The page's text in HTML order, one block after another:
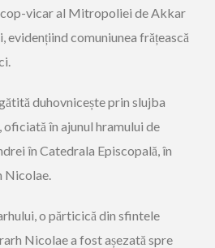
vicar al Mitropoliei de Akkar
comuniunea frățească
duhovnicește prin slujba
în ajunul hramului de
în Catedrala Episcopală, în
Nicolae.
o părticică din sfintele
Nicolae a fost așezată spre